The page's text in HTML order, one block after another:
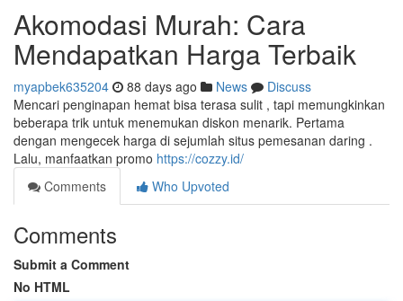
Akomodasi Murah: Cara
Mendapatkan Harga Terbaik
myapbek635204 88 days ago News
Discuss
Mencari penginapan hemat bisa terasa sulit , tapi memungkinkan
beberapa trik untuk menemukan diskon menarik. Pertama
dengan mengecek harga di sejumlah situs pemesanan daring .
Lalu, manfaatkan promo https://cozzy.id/
Comments
Who Upvoted
Comments
Submit a Comment
No HTML